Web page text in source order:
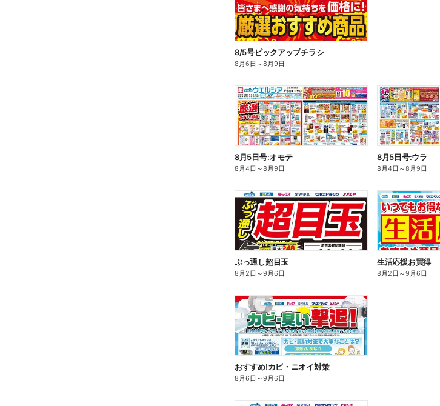
8/5号ピックアップチラシ
8月6日 ～8月9日
8月5日号:オモテ
8月4日 ～8月9日
8月5日号:ウラ
8月4日 ～8月9日
ぶっ通し超目玉
8月2日 ～9月6日
生活応援お買得
8月2日 ～9月6日
おすすめ!カビ・ニオイ対策
8月6日 ～9月6日